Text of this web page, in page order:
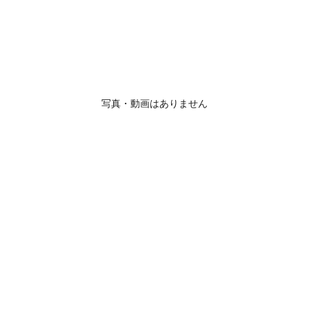
写真・動画はありません